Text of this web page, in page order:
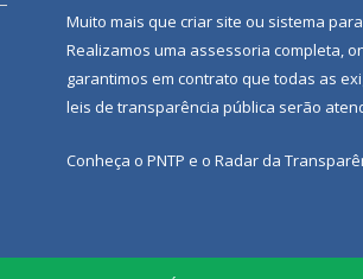
Muito mais que criar site ou sistema
Realizamos uma assessoria completa,
garantimos em contrato que todas as
leis de transparência pública serão
Conheça o PNTP e o Radar da